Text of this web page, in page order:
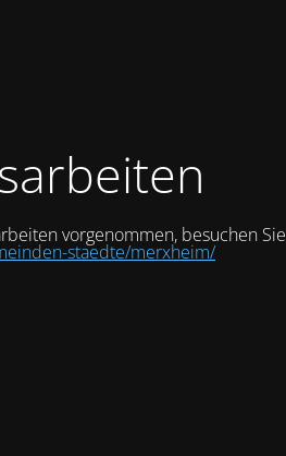
vorgenommen, besuchen Sie
staedte/merxheim/